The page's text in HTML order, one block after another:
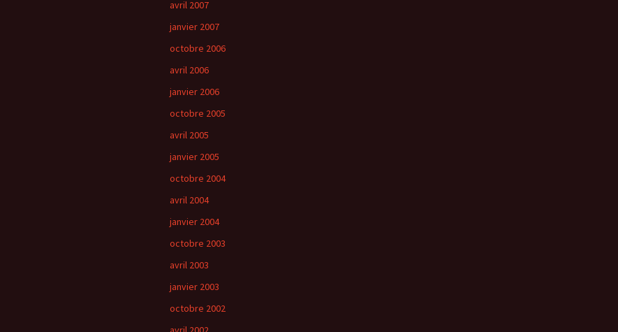
avril 2007
janvier 2007
octobre 2006
avril 2006
janvier 2006
octobre 2005
avril 2005
janvier 2005
octobre 2004
avril 2004
janvier 2004
octobre 2003
avril 2003
janvier 2003
octobre 2002